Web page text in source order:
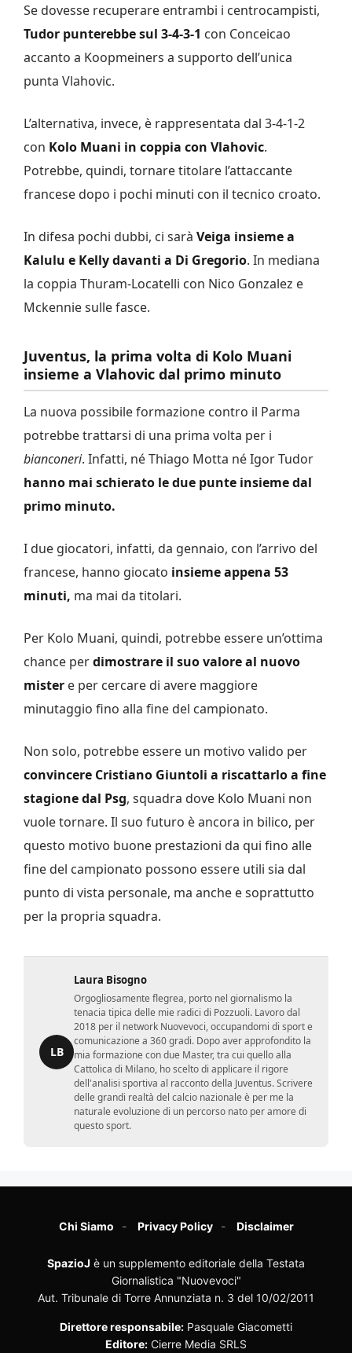
Se dovesse recuperare entrambi i centrocampisti,
Tudor punterebbe sul 3-4-3-1 con Conceicao
accanto a Koopmeiners a supporto dell’unica
punta Vlahovic.
L’alternativa, invece, è rappresentata dal 3-4-1-2
con Kolo Muani in coppia con Vlahovic.
Potrebbe, quindi, tornare titolare l’attaccante
francese dopo i pochi minuti con il tecnico croato.
In difesa pochi dubbi, ci sarà Veiga insieme a
Kalulu e Kelly davanti a Di Gregorio. In mediana
la coppia Thuram-Locatelli con Nico Gonzalez e
Mckennie sulle fasce.
Juventus, la prima volta di Kolo Muani
insieme a Vlahovic dal primo minuto
La nuova possibile formazione contro il Parma
potrebbe trattarsi di una prima volta per i
bianconeri. Infatti, né Thiago Motta né Igor Tudor
hanno mai schierato le due punte insieme dal
primo minuto.
I due giocatori, infatti, da gennaio, con l’arrivo del
francese, hanno giocato insieme appena 53
minuti, ma mai da titolari.
Per Kolo Muani, quindi, potrebbe essere un’ottima
chance perdimostrare il suo valore al nuovo
mister e per cercare di avere maggiore
minutaggio fino alla fine del campionato.
Non solo, potrebbe essere un motivo valido per
convincere Cristiano Giuntoli a riscattarlo a fine
stagione dal Psg, squadra dove Kolo Muani non
vuole tornare. Il suo futuro è ancora in bilico, per
questo motivo buone prestazioni da qui fino alle
fine del campionato possono essere utili sia dal
punto di vista personale, ma anche e soprattutto
per la propria squadra.
LB
Laura Bisogno
Orgogliosamente flegrea, porto nel giornalismo la
tenacia tipica delle mie radici di Pozzuoli. Lavoro dal
2018 per il network Nuovevoci, occupandomi di sport e
comunicazione a 360 gradi. Dopo aver approfondito la
mia formazione con due Master, tra cui quello alla
Cattolica di Milano, ho scelto di applicare il rigore
dell'analisi sportiva al racconto della Juventus. Scrivere
delle grandi realtà del calcio nazionale è per me la
naturale evoluzione di un percorso nato per amore di
questo sport.
Chi Siamo Privacy Policy Disclaimer
SpazioJ è un supplemento editoriale della Testata
Giornalistica "Nuovevoci"
Aut. Tribunale di Torre Annunziata n. 3 del 10/02/2011
Direttore responsabile: Pasquale Giacometti
Editore: Cierre Media SRLS